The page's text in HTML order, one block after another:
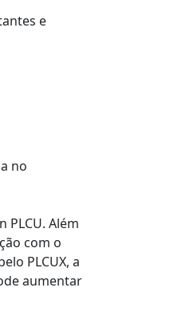
e
no
PLCU. Além
com o
PLCUX, a
aumentar